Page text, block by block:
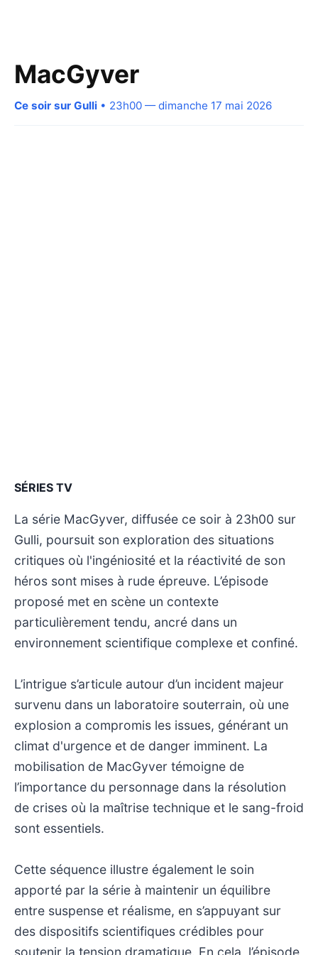
MacGyver
Ce soir sur Gulli • 23h00 — dimanche 17 mai 2026
SÉRIES TV
La série MacGyver, diffusée ce soir à 23h00 sur
Gulli, poursuit son exploration des situations
critiques où l'ingéniosité et la réactivité de son
héros sont mises à rude épreuve. L’épisode
proposé met en scène un contexte
particulièrement tendu, ancré dans un
environnement scientifique complexe et confiné.
L’intrigue s’articule autour d’un incident majeur
survenu dans un laboratoire souterrain, où une
explosion a compromis les issues, générant un
climat d'urgence et de danger imminent. La
mobilisation de MacGyver témoigne de
l’importance du personnage dans la résolution
de crises où la maîtrise technique et le sang-froid
sont essentiels.
Cette séquence illustre également le soin
apporté par la série à maintenir un équilibre
entre suspense et réalisme, en s’appuyant sur
des dispositifs scientifiques crédibles pour
soutenir la tension dramatique. En cela, l’épisode